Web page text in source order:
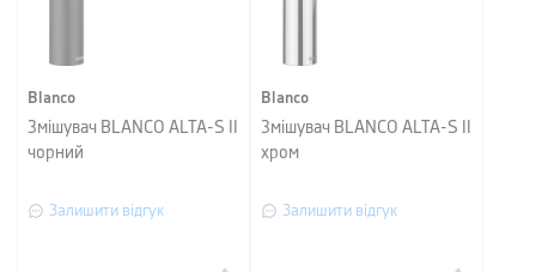
Blanco
Змішувач BLANCO ALTA-S II
чорний
Залишити відгук
Blanco
Змішувач BLANCO ALTA-S II
хром
Залишити відгук